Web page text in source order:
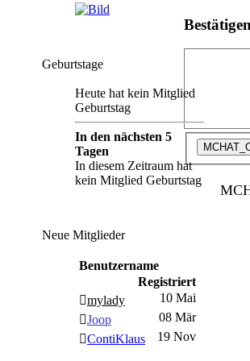
Bestätigen
Geburtstage
Heute hat kein Mitglied
Geburtstag
In den nächsten 5
Tagen
In diesem Zeitraum hat
kein Mitglied Geburtstag
Neue Mitglieder
Benutzername
Registriert
mylady
10 Mai
Joop
08 Mär
ContiKlaus
19 Nov